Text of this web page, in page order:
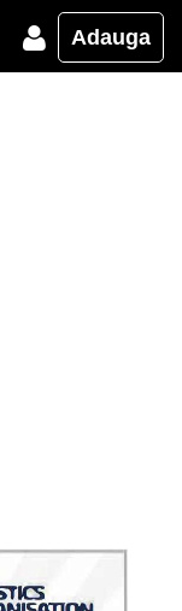
Adauga